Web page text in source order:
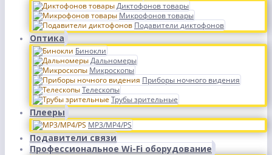
Диктофонов товары
Микрофонов товары
Подавители диктофонов
Оптика
Бинокли
Дальномеры
Микроскопы
Приборы ночного видения
Телескопы
Трубы зрительные
Плееры
MP3/MP4/PS
Подавители связи
Профессиональное Wi-Fi оборудование